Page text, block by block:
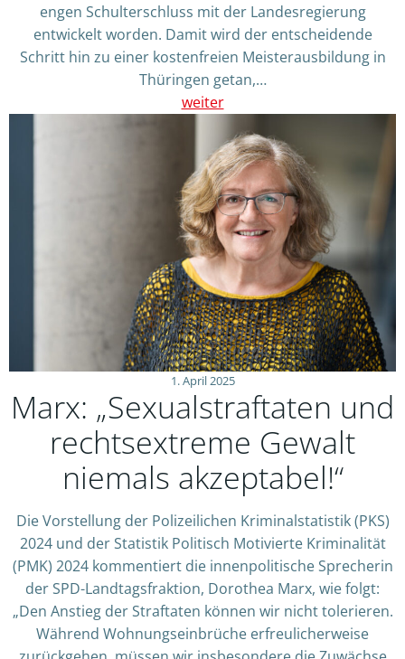
engen Schulterschluss mit der Landesregierung
entwickelt worden. Damit wird der entscheidende
Schritt hin zu einer kostenfreien Meisterausbildung in
Thüringen getan,…
weiter
1. April 2025
Marx: „Sexualstraftaten und
rechtsextreme Gewalt
niemals akzeptabel!“
Die Vorstellung der Polizeilichen Kriminalstatistik (PKS)
2024 und der Statistik Politisch Motivierte Kriminalität
(PMK) 2024 kommentiert die innenpolitische Sprecherin
der SPD-Landtagsfraktion, Dorothea Marx, wie folgt:
„Den Anstieg der Straftaten können wir nicht tolerieren.
Während Wohnungseinbrüche erfreulicherweise